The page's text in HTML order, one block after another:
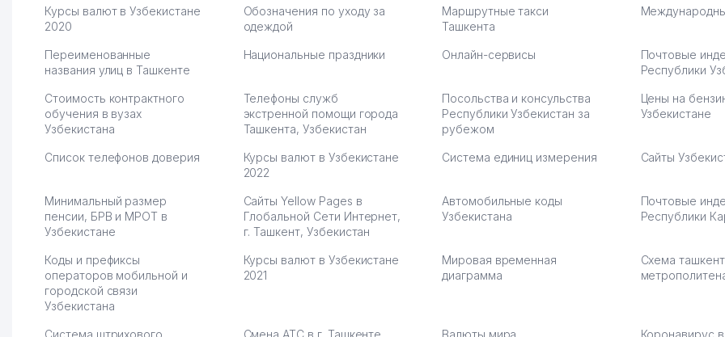
Курсы валют в Узбекистане
2020
Обозначения по уходу за
одеждой
Маршрутные такси
Ташкента
Переименованные
названия улиц в Ташкенте
Национальные праздники Онлайн-сервисы
Почтовые
Республики
Стоимость контрактного
обучения в вузах
Узбекистана
Телефоны служб
экстренной помощи города
Ташкента, Узбекистан
Посольства и консульства
Республики Узбекистан за
рубежом
Цены на
Узбекистане
Список телефонов доверия
Курсы валют в Узбекистане
2022
Система единиц измерения Сайты
Минимальный размер
пенсии, БРВ и МРОТ в
Узбекистане
Сайты Yellow Pages в
Глобальной Сети Интернет,
г. Ташкент, Узбекистан
Автомобильные коды
Узбекистана
Почтовые
Республики
Коды и префиксы
операторов мобильной и
городской связи
Узбекистана
Курсы валют в Узбекистане
2021
Мировая временная
диаграмма
Схема
Система штрихового Смена АТС в г. Ташкенте Валюты мира Коронавирус